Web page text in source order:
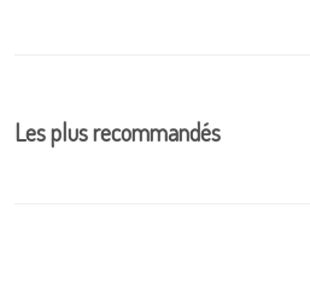
Les plus recommandés